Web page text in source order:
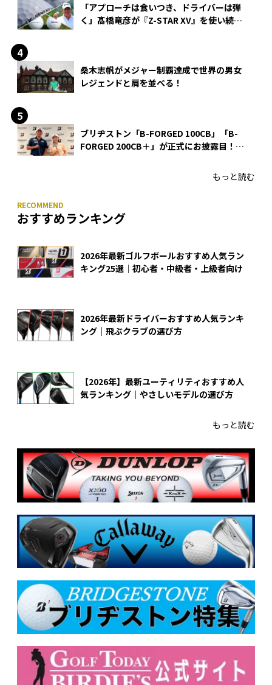
「アプローチは食いつき、ドライバーは弾
く」髙橋竜彦が『Z-STAR XV』を使い続け
桑木志帆がメジャー制覇達成で世界の男女
レジェンドと肩を並べる！
ブリヂストン「B-FORGED 100CB」「B-
FORGED 200CB＋」が正式にお披露目！
もっと読む
おすすめランキング
2026年最新ゴルフボールおすすめ人気ラン
キング25選｜初心者・中級者・上級者向け
2026年最新ドライバーおすすめ人気ランキ
ング｜飛ぶクラブの選び方
【2026年】最新ユーティリティおすすめ人
気ランキング｜やさしいモデルの選び方
もっと読む